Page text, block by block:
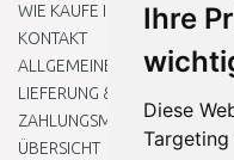
Ihre
Diese
Targeting
WIE KAUFE ICH EIN?
KONTAKT
ALLGEMEINEN
LIEFERUNG & ZAHLUNG
ZAHLUNGSMETHODEN
ÜBERSICHT